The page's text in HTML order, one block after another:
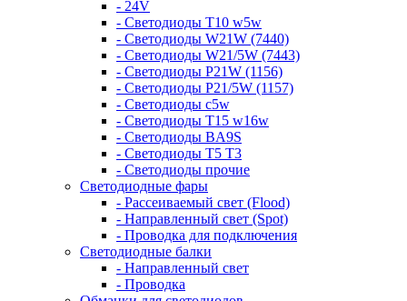
- 24V
- Светодиоды T10 w5w
- Светодиоды W21W (7440)
- Светодиоды W21/5W (7443)
- Светодиоды P21W (1156)
- Светодиоды P21/5W (1157)
- Светодиоды c5w
- Светодиоды T15 w16w
- Светодиоды BA9S
- Светодиоды T5 T3
- Светодиоды прочие
Светодиодные фары
- Рассеиваемый свет (Flood)
- Направленный свет (Spot)
- Проводка для подключения
Светодиодные балки
- Направленный свет
- Проводка